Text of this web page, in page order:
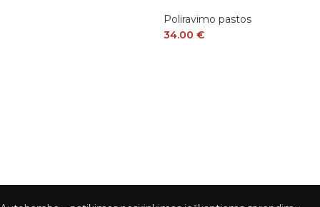
Poliravimo pastos
34.00 €